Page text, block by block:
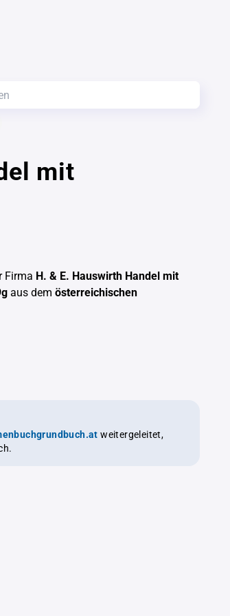
mit
Firma H. & E. Hauswirth Handel mit
aus dem österreichischen
weitergeleitet,